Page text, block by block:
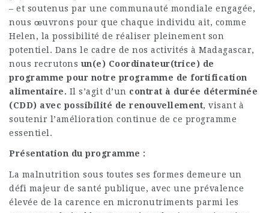
– et soutenus par une communauté mondiale engagée,
nous œuvrons pour que chaque individu ait, comme
Helen, la possibilité de réaliser pleinement son
potentiel. Dans le cadre de nos activités à Madagascar,
nous recrutons un(e) Coordinateur(trice) de
programme pour notre programme de fortification
alimentaire. Il s’agit d’un contrat à durée déterminée
(CDD) avec possibilité de renouvellement, visant à
soutenir l’amélioration continue de ce programme
essentiel.
Présentation du programme :
La malnutrition sous toutes ses formes demeure un
défi majeur de santé publique, avec une prévalence
élevée de la carence en micronutriments parmi les